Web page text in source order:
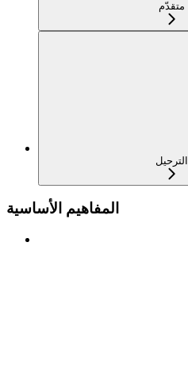
متقدّم
الترحيل
المفاهيم الأساسية